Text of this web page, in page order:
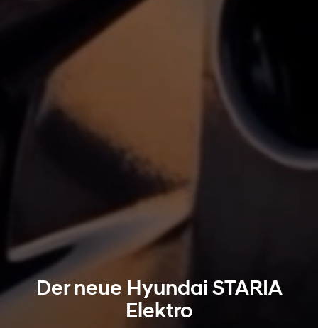
Der neue Hyundai STARIA
Elektro